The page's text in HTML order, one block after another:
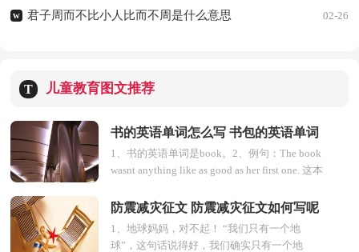
w 君子周而不比小人比而不周是什么意思 02-26
T 儿童教育图文推荐
书的英语单词怎么写 书包的英语单词
怎么写
1、书的英语单词是book。2、例句：The book
wasnt anything like as good as her first one. 这本
防震减灾征文 防震减灾征文如何写呢
1、地球妈妈，对不起！ “我们只有一个地
球”，这句话说得好，我们确实只有一个地